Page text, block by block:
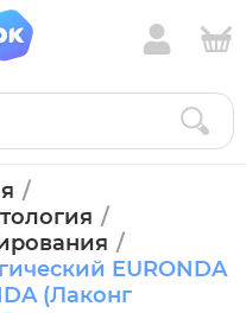
EURONDA
(Лаконг